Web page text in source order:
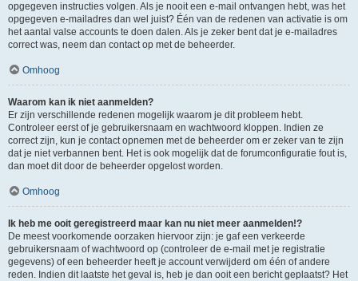
opgegeven instructies volgen. Als je nooit een e-mail ontvangen hebt, was het
opgegeven e-mailadres dan wel juist? Één van de redenen van activatie is om
het aantal valse accounts te doen dalen. Als je zeker bent dat je e-mailadres
correct was, neem dan contact op met de beheerder.
Omhoog
Waarom kan ik niet aanmelden?
Er zijn verschillende redenen mogelijk waarom je dit probleem hebt.
Controleer eerst of je gebruikersnaam en wachtwoord kloppen. Indien ze
correct zijn, kun je contact opnemen met de beheerder om er zeker van te zijn
dat je niet verbannen bent. Het is ook mogelijk dat de forumconfiguratie fout is,
dan moet dit door de beheerder opgelost worden.
Omhoog
Ik heb me ooit geregistreerd maar kan nu niet meer aanmelden!?
De meest voorkomende oorzaken hiervoor zijn: je gaf een verkeerde
gebruikersnaam of wachtwoord op (controleer de e-mail met je registratie
gegevens) of een beheerder heeft je account verwijderd om één of andere
reden. Indien dit laatste het geval is, heb je dan ooit een bericht geplaatst? Het